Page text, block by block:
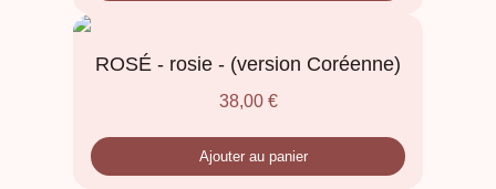
ROSÉ - rosie - (version Coréenne)
38,00 €
Ajouter au panier